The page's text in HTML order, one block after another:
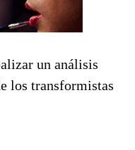
un análisis
los transformistas